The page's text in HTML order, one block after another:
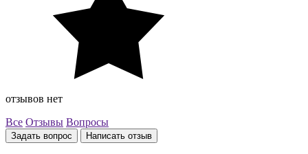
отзывов нет
Все Отзывы Вопросы
Задать вопрос Написать отзыв